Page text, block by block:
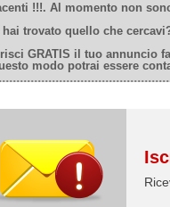
!!!. Al momento non
hai trovato quello che
GRATIS il tuo annuncio
modo potrai essere